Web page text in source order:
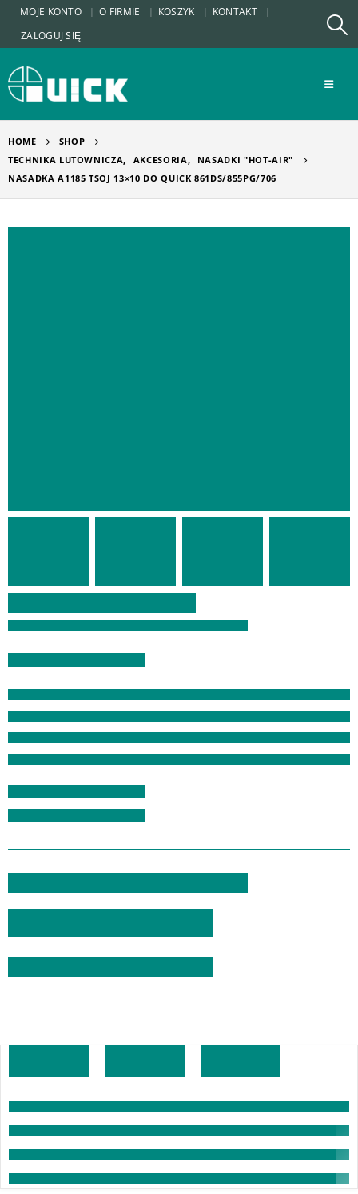
MOJE KONTO O FIRMIE KOSZYK
KONTAKT
ZALOGUJ SIĘ
HOME
SHOP
TECHNIKA LUTOWNICZA, AKCESORIA,
NASADKI "HOT-AIR"
NASADKA A1185 TSOJ 13×10 DO QUICK 861DS/855PG/706